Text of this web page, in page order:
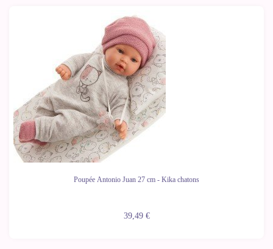
Poupée Antonio Juan 27 cm - Kika chatons
39,49 €